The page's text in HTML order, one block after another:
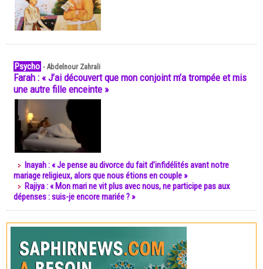
Psycho -Abdelnour Zahrali
Farah : « J’ai découvert que mon conjoint m’a trompée et mis
une autre fille enceinte »
Inayah : « Je pense au divorce du fait d’infidélités avant notre
mariage religieux, alors que nous étions en couple »
Rajiya : « Mon mari ne vit plus avec nous, ne participe pas aux
dépenses : suis-je encore mariée ? »